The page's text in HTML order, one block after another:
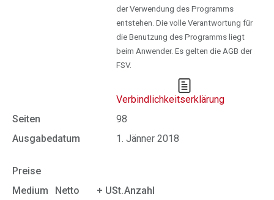
der Verwendung des Programms
entstehen. Die volle Verantwortung für
die Benutzung des Programms liegt
beim Anwender. Es gelten die AGB der
FSV.
Verbindlichkeitserklärung
Seiten
98
Ausgabedatum
1. Jänner 2018
Preise
Medium
Netto + USt.Anzahl